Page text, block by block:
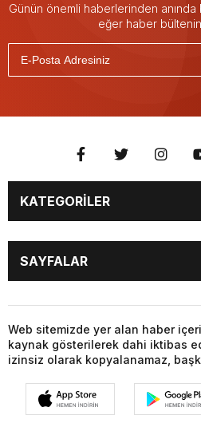
Günün önemli haberlerinden anında
eğer haber
KATEGORİLER
BURÇLAR
CANLI SONUÇLAR
COVID-19
FİRMA EKLE
GAZETE OKU
HABER GÖNDER
NÖBETÇİ ECZANELER
POPÜLER GALERİLER
SAYFALAR
CANLI SONUÇLAR
COVID-19
FİRMA EKLE
GAZETE OKU
HABER GÖNDER
Web sitemizde yer alan haber
kaynak gösterilerek dahi iktibas
izinsiz olarak kopyalanamaz,